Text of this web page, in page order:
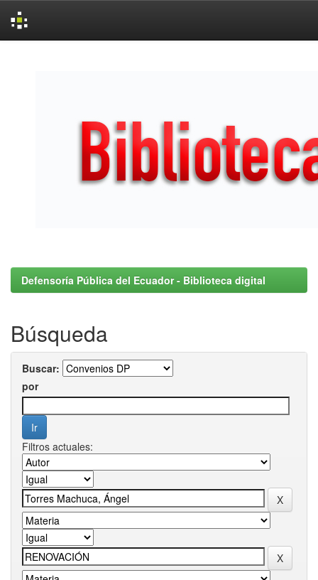
Defensoría Pública del Ecuador - Biblioteca digital
Búsqueda
Buscar:
por
Filtros actuales: